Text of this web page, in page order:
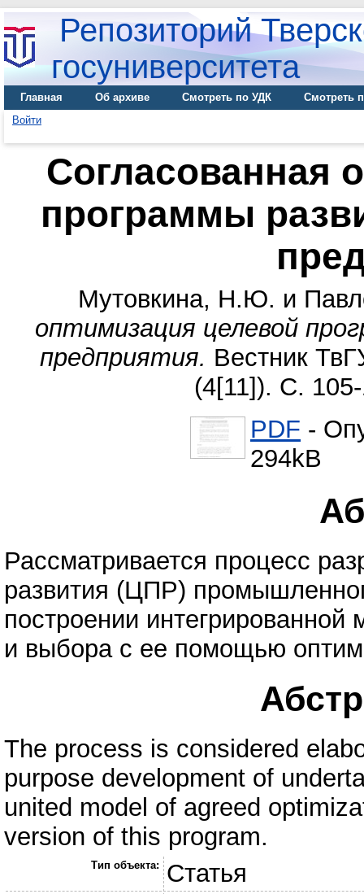
Репозиторий
госуниверситета
Главная Об архиве Смотреть по УДК
Смотреть
Войти
Согласованная
программы
Мутовкина, Н.Ю. и
оптимизация целевой
предприятия. Вестник
(4[11]). С.
PDF -
294kB
Рассматривается процесс
развития (ЦПР)
построении
и выбора с ее помощью
The process is considered
purpose development of
united model of agreed
version of this program.
Тип объекта: Статья